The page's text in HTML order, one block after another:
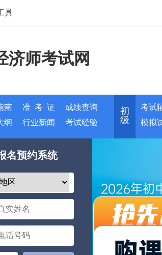
具
济师考试网
南 准 考 证
成绩查询
纲 行业新闻 考试经验
初
级
考试
模拟
名预约系统